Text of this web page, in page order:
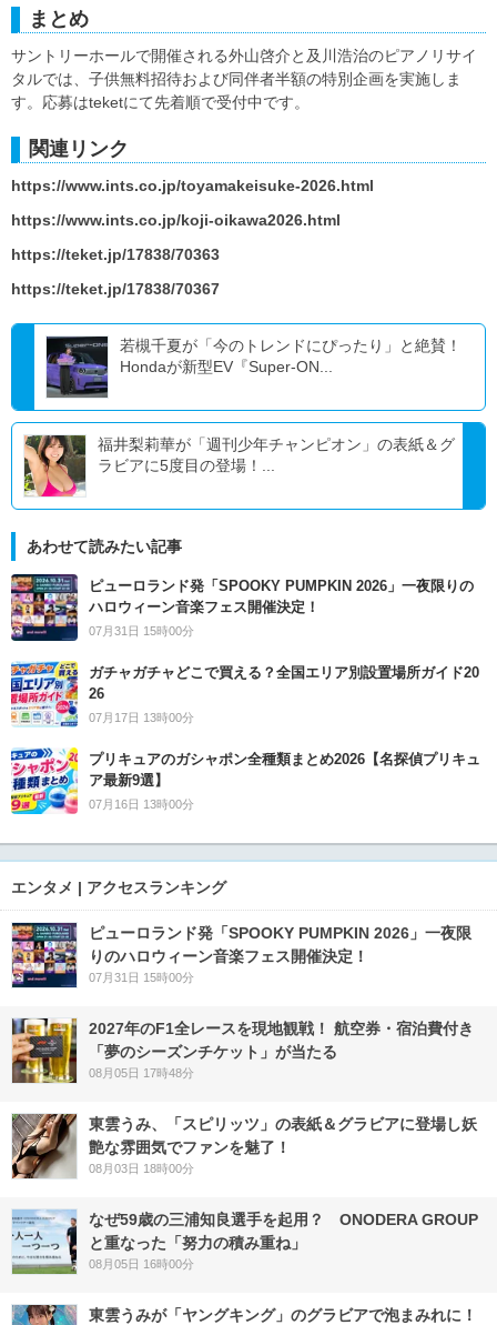
まとめ
サントリーホールで開催される外山啓介と及川浩治のピアノリサイ
タルでは、子供無料招待および同伴者半額の特別企画を実施しま
す。応募はteketにて先着順で受付中です。
関連リンク
https://www.ints.co.jp/toyamakeisuke-2026.html
https://www.ints.co.jp/koji-oikawa2026.html
https://teket.jp/17838/70363
https://teket.jp/17838/70367
若槻千夏が「今のトレンドにぴったり」と絶賛！
Hondaが新型EV『Super-ON...
福井梨莉華が「週刊少年チャンピオン」の表紙＆グ
ラビアに5度目の登場！...
あわせて読みたい記事
ピューロランド発「SPOOKY PUMPKIN 2026」一夜限りの
ハロウィーン音楽フェス開催決定！
07月31日 15時00分
ガチャガチャどこで買える？全国エリア別設置場所ガイド20
26
07月17日 13時00分
プリキュアのガシャポン全種類まとめ2026【名探偵プリキュ
ア最新9選】
07月16日 13時00分
エンタメ | アクセスランキング
ピューロランド発「SPOOKY PUMPKIN 2026」一夜限
りのハロウィーン音楽フェス開催決定！
07月31日 15時00分
2027年のF1全レースを現地観戦！ 航空券・宿泊費付き
「夢のシーズンチケット」が当たる
08月05日 17時48分
東雲うみ、「スピリッツ」の表紙＆グラビアに登場し妖
艶な雰囲気でファンを魅了！
08月03日 18時00分
なぜ59歳の三浦知良選手を起用？ ONODERA GROUP
と重なった「努力の積み重ね」
08月05日 16時00分
東雲うみが「ヤングキング」のグラビアで泡まみれに！